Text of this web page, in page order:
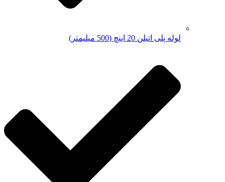
لوله پلی اتیلن 20 اینچ (500 میلیمتر)